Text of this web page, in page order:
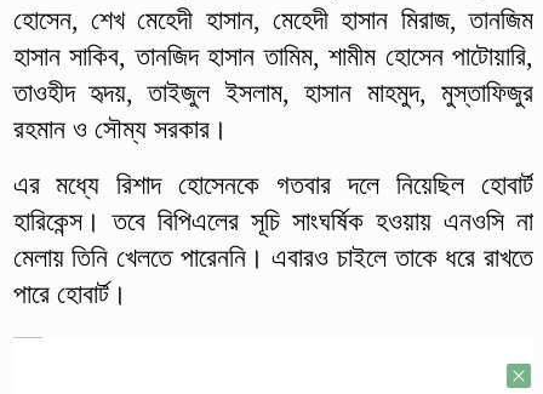
হোসেন, শেখ মেহেদী হাসান, মেহেদী হাসান মিরাজ, তানজিম
হাসান সাকিব, তানজিদ হাসান তামিম, শামীম হোসেন পাটোয়ারি,
তাওহীদ হৃদয়, তাইজুল ইসলাম, হাসান মাহমুদ, মুস্তাফিজুর
রহমান ও সৌম্য সরকার।
এর মধ্যে রিশাদ হোসেনকে গতবার দলে নিয়েছিল হোবার্ট
হারিকেন্স। তবে বিপিএলের সূচি সাংঘর্ষিক হওয়ায় এনওসি না
মেলায় তিনি খেলতে পারেননি। এবারও চাইলে তাকে ধরে রাখতে
পারে হোবার্ট।